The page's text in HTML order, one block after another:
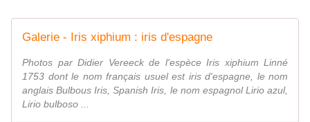
Galerie - Iris xiphium : iris d'espagne
Photos par Didier Vereeck de l'espèce Iris xiphium Linné
1753 dont le nom français usuel est iris d'espagne, le nom
anglais Bulbous Iris, Spanish Iris, le nom espagnol Lirio azul,
Lirio bulboso ...